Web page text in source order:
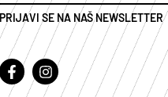
PRIJAVI SE NA NAŠ NEWSLETTER